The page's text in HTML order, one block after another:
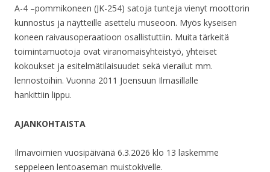
A-4 –pommikoneen (JK-254) satoja tunteja vienyt moottorin
kunnostus ja näytteille asettelu museoon. Myös kyseisen
koneen raivausoperaatioon osallistuttiin. Muita tärkeitä
toimintamuotoja ovat viranomaisyhteistyö, yhteiset
kokoukset ja esitelmätilaisuudet sekä vierailut mm.
lennostoihin. Vuonna 2011 Joensuun Ilmasillalle
hankittiin lippu.
AJANKOHTAISTA
Ilmavoimien vuosipäivänä 6.3.2026 klo 13 laskemme
seppeleen lentoaseman muistokivelle.